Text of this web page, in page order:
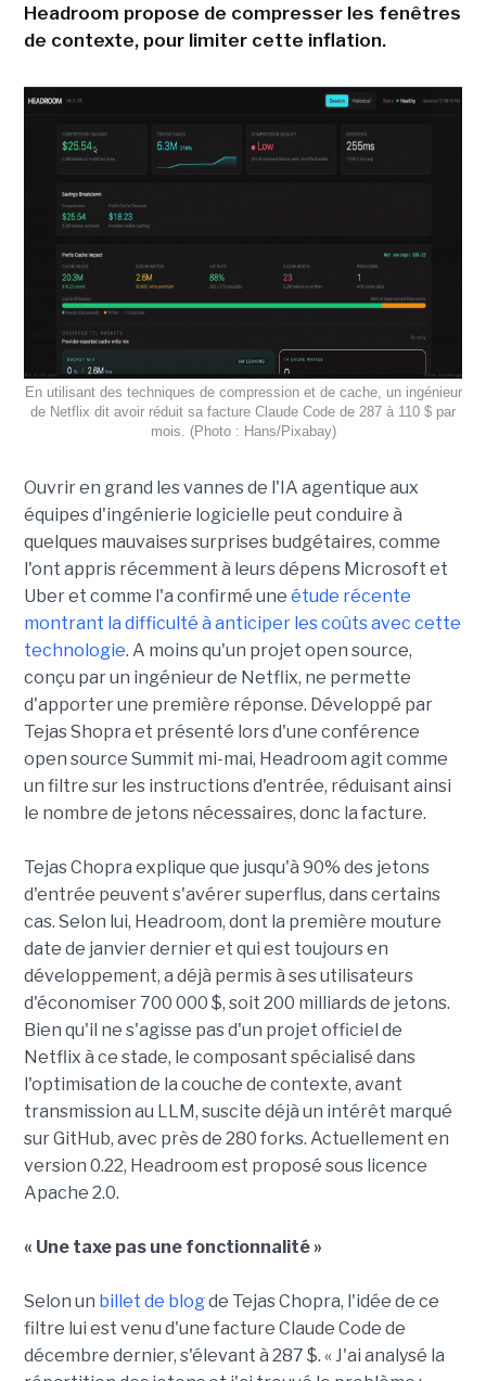
Headroom propose de compresser les fenêtres
de contexte, pour limiter cette inflation.
En utilisant des techniques de compression et de cache, un ingénieur
de Netflix dit avoir réduit sa facture Claude Code de 287 à 110 $ par
mois. (Photo : Hans/Pixabay)
Ouvrir en grand les vannes de l'IA agentique aux
équipes d'ingénierie logicielle peut conduire à
quelques mauvaises surprises budgétaires, comme
l'ont appris récemment à leurs dépens Microsoft et
Uber et comme l'a confirmé une étude récente
montrant la difficulté à anticiper les coûts avec cette
technologie. A moins qu'un projet open source,
conçu par un ingénieur de Netflix, ne permette
d'apporter une première réponse. Développé par
Tejas Shopra et présenté lors d'une conférence
open source Summit mi-mai, Headroom agit comme
un filtre sur les instructions d'entrée, réduisant ainsi
le nombre de jetons nécessaires, donc la facture.
Tejas Chopra explique que jusqu'à 90% des jetons
d'entrée peuvent s'avérer superflus, dans certains
cas. Selon lui, Headroom, dont la première mouture
date de janvier dernier et qui est toujours en
développement, a déjà permis à ses utilisateurs
d'économiser 700 000 $, soit 200 milliards de jetons.
Bien qu'il ne s'agisse pas d'un projet officiel de
Netflix à ce stade, le composant spécialisé dans
l'optimisation de la couche de contexte, avant
transmission au LLM, suscite déjà un intérêt marqué
sur GitHub, avec près de 280 forks. Actuellement en
version 0.22, Headroom est proposé sous licence
Apache 2.0.
« Une taxe pas une fonctionnalité »
Selon un billet de blogde Tejas Chopra, l'idée de ce
filtre lui est venu d'une facture Claude Code de
décembre dernier, s'élevant à 287 $. « J'ai analysé la